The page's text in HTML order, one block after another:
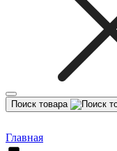
Поиск товара
Главная